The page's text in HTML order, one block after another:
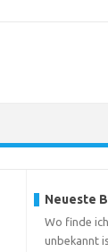
Neueste
Wo finde
unbekannt